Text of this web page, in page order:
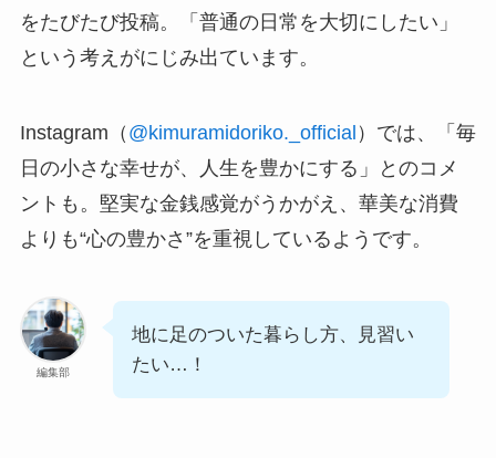
をたびたび投稿。「普通の日常を大切にしたい」
という考えがにじみ出ています。
Instagram（ @kimuramidoriko._official ）では、「毎
日の小さな幸せが、人生を豊かにする」とのコメ
ントも。堅実な金銭感覚がうかがえ、華美な消費
よりも“心の豊かさ”を重視しているようです。
編集部
地に足のついた暮らし方、見習い
たい…！